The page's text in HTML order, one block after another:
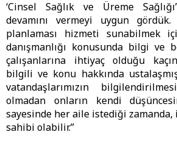
‘Cinsel Sağlık ve Üreme
devamını vermeyi uygun
planlaması hizmeti sunabilmek
danışmanlığı konusunda bilgi ve
çalışanlarına ihtiyaç olduğu
bilgili ve konu hakkında
vatandaşlarımızın
olmadan onların kendi
sayesinde her aile istediği
sahibi olabilir.”